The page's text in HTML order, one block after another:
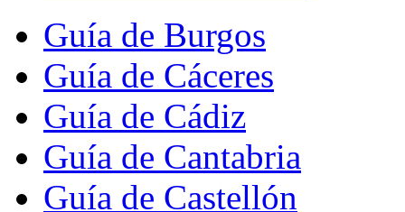
Guía de Burgos
Guía de Cáceres
Guía de Cádiz
Guía de Cantabria
Guía de Castellón